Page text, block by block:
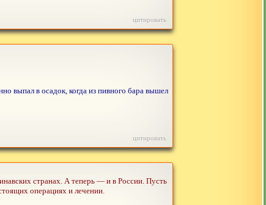
цитировать
выпал в осадок, когда из пивного бара вышел
цитировать
странах. А теперь — и в России. Пусть
операциях и лечении.